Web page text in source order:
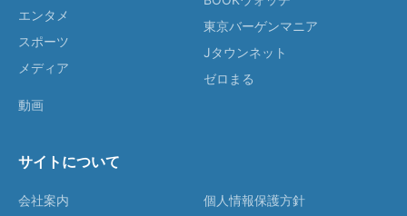
エンタメ
スポーツ
メディア
動画
東京バーゲンマニア
Jタウンネット
ゼロまる
サイトについて
会社案内
個人情報保護方針